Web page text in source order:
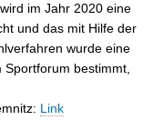
im Jahr 2020 eine
und das mit Hilfe der
wurde eine
Sportforum bestimmt,
Link